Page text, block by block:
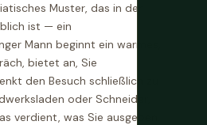
Muster, das in der
ist — ein
Mann beginnt ein warmes,
bietet an, Sie
den Besuch schließlich zu
oder Schneider,
verdient, was Sie ausgeben.